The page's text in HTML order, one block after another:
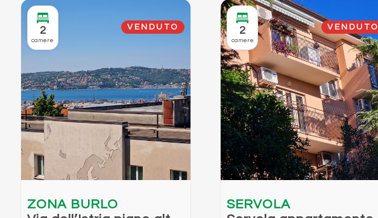
Arredato
2
camere
VENDUTO
ZONA BURLO
2
camere
VENDUTO
SERVOLA